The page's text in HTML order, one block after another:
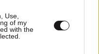
Use,
of my
with the